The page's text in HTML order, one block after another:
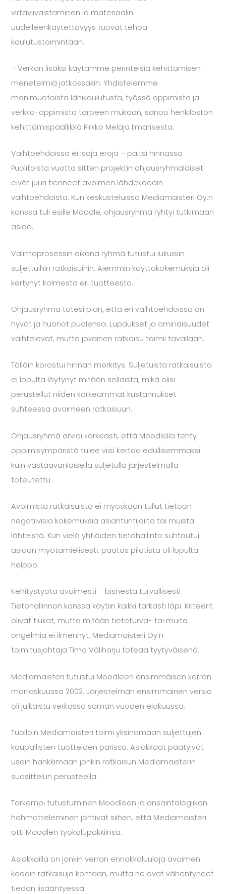
virtaviivaistaminen ja materiaalin
uudelleenkäytettävyys tuovat tehoa
koulutustoimintaan.
– Verkon lisäksi käytämme perinteisiä kehittämisen
menetelmiä jatkossakin. Yhdistelemme
monimuotoista lähikoulutusta, työssä oppimista ja
verkko-oppimista tarpeen mukaan, sanoo henkilöstön
kehittämispäällikkö Pirkko Melaja Ilmarisesta.
Vaihtoehdoissa ei isoja eroja – paitsi hinnassa
Puolitoista vuotta sitten projektin ohjausryhmäläiset
eivät juuri tienneet avoimen lähdekoodin
vaihtoehdoista. Kun keskusteluissa Mediamaisteri Oy:n
kanssa tuli esille Moodle, ohjausryhmä ryhtyi tutkimaan
asiaa.
Valintaprosessin aikana ryhmä tutustui lukuisiin
suljettuihin ratkaisuihin. Aiemmin käyttökokemuksia oli
kertynyt kolmesta eri tuotteesta.
Ohjausryhmä totesi pian, että eri vaihtoehdoissa on
hyvät ja huonot puolensa. Lupaukset ja ominaisuudet
vaihtelevat, mutta jokainen ratkaisu toimii tavallaan.
Tällöin korostui hinnan merkitys. Suljetuista ratkaisuista
ei lopulta löytynyt mitään sellaista, mikä olisi
perustellut niiden korkeammat kustannukset
suhteessa avoimeen ratkaisuun.
Ohjausryhmä arvioi karkeasti, että Moodlella tehty
oppimisympäristö tulee viisi kertaa edullisemmaksi
kuin vastaavanlaisella suljetulla järjestelmällä
toteutettu.
Avoimista ratkaisuista ei myöskään tullut tietoon
negatiivisia kokemuksia asiantuntijoilta tai muista
lähteistä. Kun vielä yhtiöiden tietohallinto suhtautui
asiaan myötämielisesti, päätös pilotista oli lopulta
helppo.
Kehitystyötä avoimesti – bisnestä turvallisesti
Tietohallinnon kanssa käytiin kaikki tarkasti läpi. Kriteerit
olivat tiukat, mutta mitään tietoturva- tai muita
ongelmia ei ilmennyt, Mediamaisteri Oy:n
toimitusjohtajaTimo Väliharju toteaa tyytyväisenä.
Mediamaisteri tutustui Moodleen ensimmäisen kerran
marraskuussa 2002. Järjestelmän ensimmäinen versio
oli julkaistu verkossa saman vuoden elokuussa.
Tuolloin Mediamaisteri toimi yksinomaan suljettujen
kaupallisten tuotteiden parissa. Asiakkaat päätyivät
usein hankkimaan jonkin ratkaisun Mediamaisterin
suosittelun perusteella.
Tarkempi tutustuminen Moodleen ja ansaintalogiikan
hahmotteleminen johtivat siihen, että Mediamaisteri
otti Moodlen työkalupakkiinsa.
Asiakkailla on jonkin verran ennakkoluuloja avoimen
koodin ratkaisuja kohtaan, mutta ne ovat vähentyneet
tiedon lisääntyessä.